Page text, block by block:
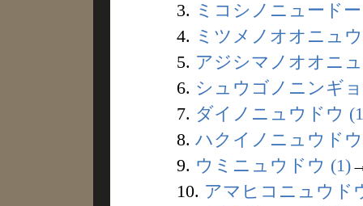
3. ミコシノニュード
4. ミツメノオオニュ
5. アジシマノオオニ
6. シュウゴノニンギ
7. ダイノニュウドウ
8. ハクイノニュウド
9. ウミニュウドウ (1)
10. アマヒコニュウド